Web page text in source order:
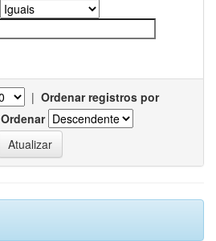
| Ordenar registros por
Ordenar